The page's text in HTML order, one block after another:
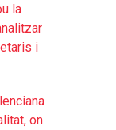
la
i
on